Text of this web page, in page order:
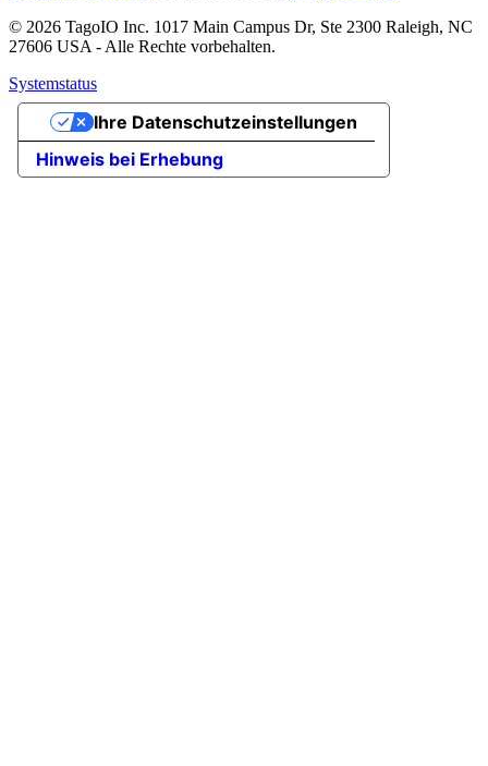
© 2026 TagoIO Inc. 1017 Main Campus Dr, Ste 2300 Raleigh, NC
27606 USA - Alle Rechte vorbehalten.
Systemstatus
Hinweis bei Erhebung
Ihre Datenschutzeinstellungen